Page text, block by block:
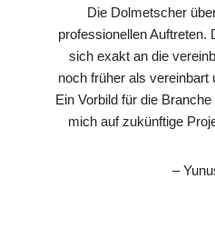
Die Dolmetscher
professionellen Auftreten.
sich exakt an die
noch früher als vereinbart
Ein Vorbild für die
mich auf zukünftige
–